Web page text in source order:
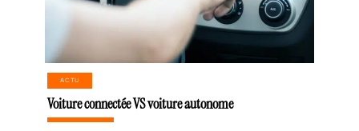
ACTU
Voiture connectée VS voiture autonome